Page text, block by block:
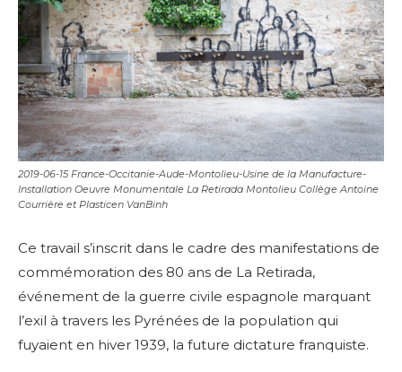
2019-06-15 France-Occitanie-Aude-Montolieu-Usine de la Manufacture-
Installation Oeuvre Monumentale La Retirada Montolieu Collège Antoine
Courrière et Plasticen VanBinh
Ce travail s’inscrit dans le cadre des manifestations de
commémoration des 80 ans de La Retirada,
événement de la guerre civile espagnole marquant
l’exil à travers les Pyrénées de la population qui
fuyaient en hiver 1939, la future dictature franquiste.